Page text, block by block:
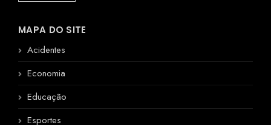
MAPA DO SITE
Acidentes
Economia
Educação
Esportes